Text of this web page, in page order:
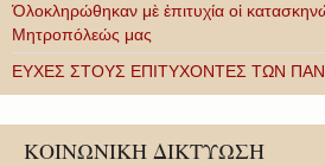
Ὁλοκληρώθηκαν μὲ ἐπιτυχία οἱ
Μητροπόλεώς μας
ΕΥΧΕΣ ΣΤΟΥΣ ΕΠΙΤΥΧΟΝΤΕΣ ΤΩΝ
ΚΟΙΝΩΝΙΚΗ ΔΙΚΤΥΩΣΗ